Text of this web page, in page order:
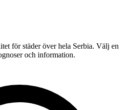
för städer över hela Serbia. Välj en
och information.